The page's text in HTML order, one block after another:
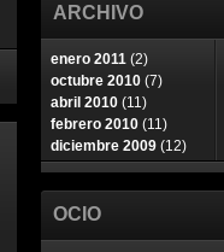
ARCHIVO
enero 2011 (2)
octubre 2010 (7)
abril 2010 (11)
febrero 2010 (11)
diciembre 2009 (12)
OCIO